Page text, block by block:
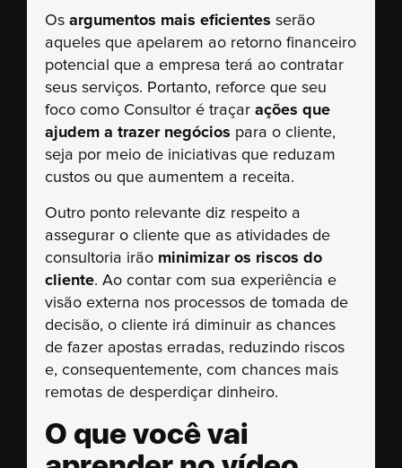
Os argumentos mais eficientes serão
aqueles que apelarem ao retorno financeiro
potencial que a empresa terá ao contratar
seus serviços. Portanto, reforce que seu
foco como Consultor é traçar ações que
ajudem a trazer negócios para o cliente,
seja por meio de iniciativas que reduzam
custos ou que aumentem a receita.
Outro ponto relevante diz respeito a
assegurar o cliente que as atividades de
consultoria irão minimizar os riscos do
cliente. Ao contar com sua experiência e
visão externa nos processos de tomada de
decisão, o cliente irá diminuir as chances
de fazer apostas erradas, reduzindo riscos
e, consequentemente, com chances mais
remotas de desperdiçar dinheiro.
O que você vai